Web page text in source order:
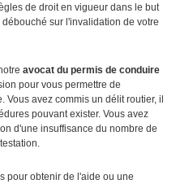
de droit en vigueur dans le but
sur l'invalidation de votre
avocat du permis de conduire
pour vous permettre de
avez commis un délit routier, il
pouvant exister. Vous avez
d'une insuffisance du nombre de
pour obtenir de l'aide ou une